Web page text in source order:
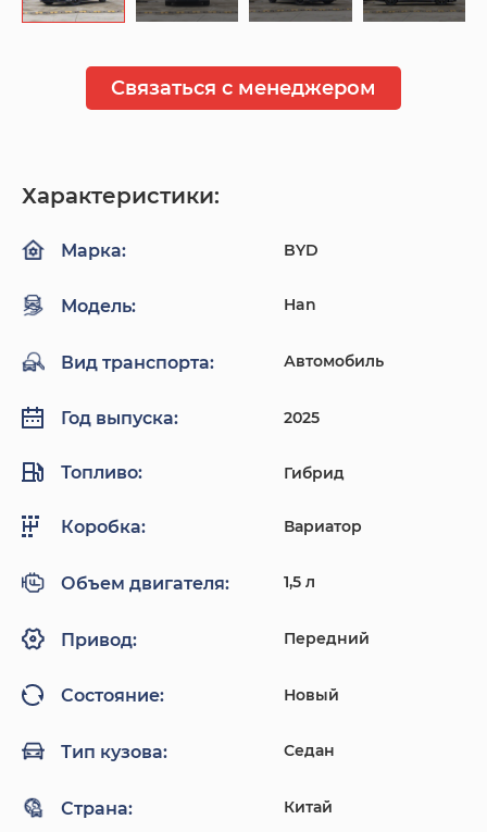
Связаться с менеджером
Характеристики:
Марка: BYD
Модель: Han
Вид транспорта: Автомобиль
Год выпуска: 2025
Топливо: Гибрид
Коробка: Вариатор
Объем двигателя: 1,5 л
Привод: Передний
Состояние: Новый
Тип кузова: Седан
Страна: Китай